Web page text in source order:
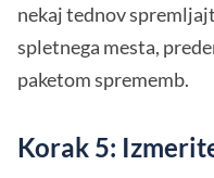
nekaj tednov
spletnega mesta,
paketom sprememb.
Korak 5: